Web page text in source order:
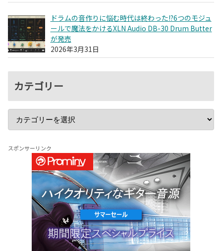
ドラムの音作りに悩む時代は終わった!?6つのモジュ
ールで魔法をかけるXLN Audio DB-30 Drum Butter
が発売
2026年3月31日
カテゴリー
スポンサーリンク